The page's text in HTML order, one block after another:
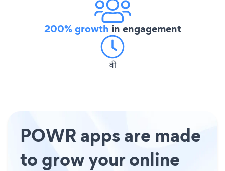
200% growth in engagement
वी
POWR apps are made
to grow your online